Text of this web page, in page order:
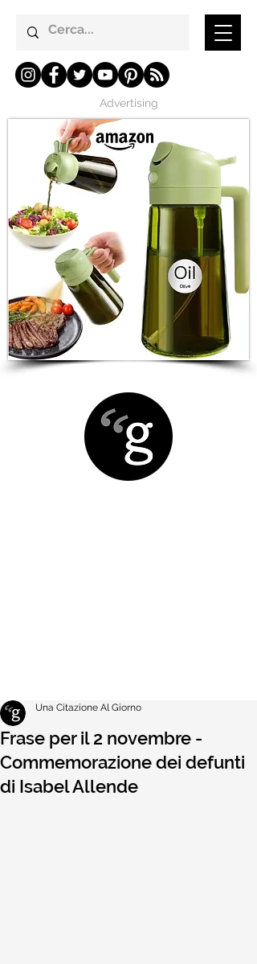
Advertising
Frase per il 2 novembre -
Commemorazione dei defunti
di Isabel Allende
Una Citazione Al Giorno